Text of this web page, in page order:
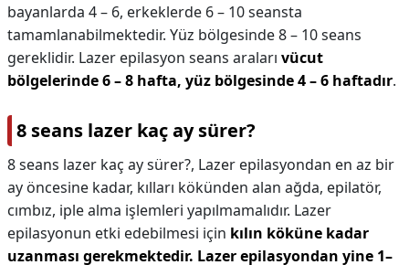
bayanlarda 4 – 6, erkeklerde 6 – 10 seansta
tamamlanabilmektedir. Yüz bölgesinde 8 – 10 seans
gereklidir. Lazer epilasyon seans araları vücut
bölgelerinde 6 – 8 hafta, yüz bölgesinde 4 – 6 haftadır.
8 seans lazer kaç ay sürer?
8 seans lazer kaç ay sürer?, Lazer epilasyondan en az bir
ay öncesine kadar, kılları kökünden alan ağda, epilatör,
cımbız, iple alma işlemleri yapılmamalıdır. Lazer
epilasyonun etki edebilmesi için kılın köküne kadar
uzanması gerekmektedir. Lazer epilasyondan yine 1–